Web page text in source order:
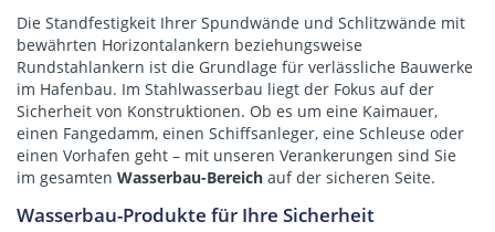
Die Standfestigkeit Ihrer Spundwände und Schlitzwände mit
bewährten Horizontalankern beziehungsweise
Rundstahlankern ist die Grundlage für verlässliche Bauwerke
im Hafenbau. Im Stahlwasserbau liegt der Fokus auf der
Sicherheit von Konstruktionen. Ob es um eine Kaimauer,
einen Fangedamm, einen Schiffsanleger, eine Schleuse oder
einen Vorhafen geht – mit unseren Verankerungen sind Sie
im gesamten Wasserbau-Bereich auf der sicheren Seite.
Wasserbau-Produkte für Ihre Sicherheit